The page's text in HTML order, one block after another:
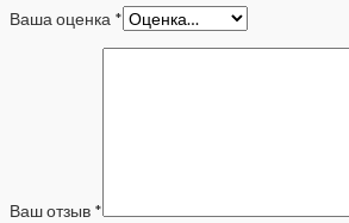
Ваша оценка *
Ваш отзыв *